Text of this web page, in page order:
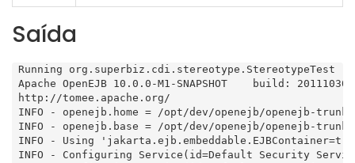
Saída
Running org.superbiz.cdi.stereotype.StereotypeTest
Apache OpenEJB 10.0.0-M1-SNAPSHOT    build:
http://tomee.apache.org/
INFO - openejb.home = /opt/dev/openejb/openejb-
INFO - openejb.base = /opt/dev/openejb/openejb-
INFO - Using
INFO - Configuring Service(id=Default Security